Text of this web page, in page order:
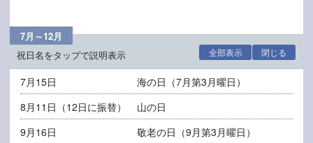
7月～12月
祝日名をタップで説明表示
全部表示 閉じる
7月15日 海の日 （7月第3月曜日）
8月11日（12日に振替）
山の日
9月16日
敬老の日 （9月第3月曜日）